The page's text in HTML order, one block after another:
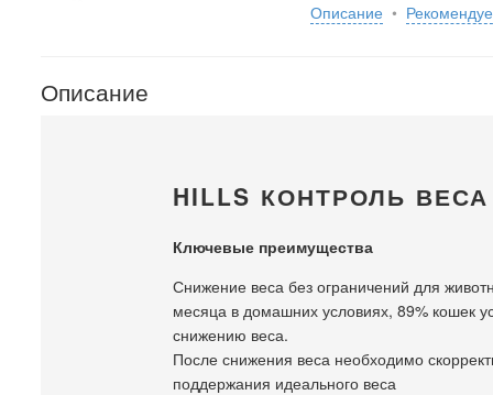
Описание •
Описание
HILLS КОНТРОЛЬ
Ключевые преимущества
Снижение веса без ограничений для
месяца в домашних условиях, 89% кошек
снижению веса.
После снижения веса необходимо
поддержания идеального веса